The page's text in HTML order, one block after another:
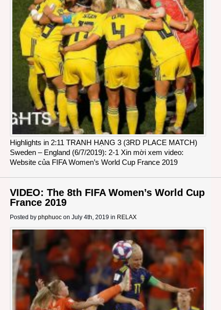
Highlights in 2:11 TRANH HẠNG 3 (3RD PLACE MATCH)
Sweden – England (6/7/2019): 2-1 Xin mời xem video:
Website của FIFA Women’s World Cup France 2019
VIDEO: The 8th FIFA Women’s World Cup
France 2019
Posted by phphuoc on July 4th, 2019 in RELAX